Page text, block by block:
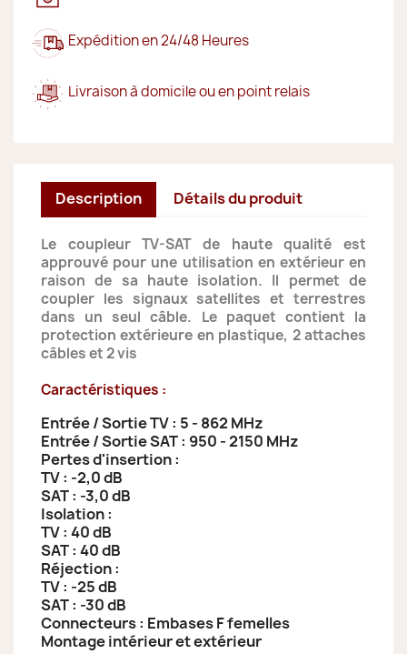
Expédition en 24/48 Heures
Livraison à domicile ou en point relais
Description Détails du produit
Le coupleur TV-SAT de haute qualité est
approuvé pour une utilisation en extérieur en
raison de sa haute isolation. Il permet de
coupler les signaux satellites et terrestres
dans un seul câble. Le paquet contient la
protection extérieure en plastique, 2 attaches
câbles et 2 vis
Caractéristiques :
Entrée / Sortie TV : 5 - 862 MHz
Entrée / Sortie SAT : 950 - 2150 MHz
Pertes d'insertion :
TV : -2,0 dB
SAT : -3,0 dB
Isolation :
TV : 40 dB
SAT : 40 dB
Réjection :
TV : -25 dB
SAT : -30 dB
Connecteurs : Embases F femelles
Montage intérieur et extérieur